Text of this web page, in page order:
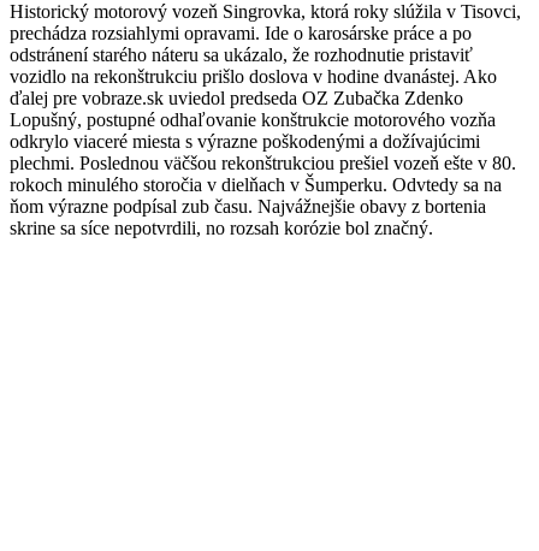
Historický motorový vozeň Singrovka, ktorá roky slúžila v Tisovci,
prechádza rozsiahlymi opravami. Ide o karosárske práce a po
odstránení starého náteru sa ukázalo, že rozhodnutie pristaviť
vozidlo na rekonštrukciu prišlo doslova v hodine dvanástej. Ako
ďalej pre vobraze.sk uviedol predseda OZ Zubačka Zdenko
Lopušný, postupné odhaľovanie konštrukcie motorového vozňa
odkrylo viaceré miesta s výrazne poškodenými a dožívajúcimi
plechmi. Poslednou väčšou rekonštrukciou prešiel vozeň ešte v 80.
rokoch minulého storočia v dielňach v Šumperku. Odvtedy sa na
ňom výrazne podpísal zub času. Najvážnejšie obavy z bortenia
skrine sa síce nepotvrdili, no rozsah korózie bol značný.